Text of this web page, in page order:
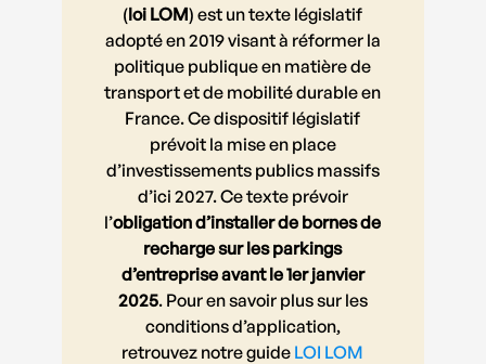
(loi LOM) est un texte législatif
adopté en 2019 visant à réformer la
politique publique en matière de
transport et de mobilité durable en
France. Ce dispositif législatif
prévoit la mise en place
d’investissements publics massifs
d’ici 2027. Ce texte prévoir
l’obligation d’installer de bornes de
recharge sur les parkings
d’entreprise avant le 1er janvier
2025. Pour en savoir plus sur les
conditions d’application,
retrouvez notre guide LOI LOM